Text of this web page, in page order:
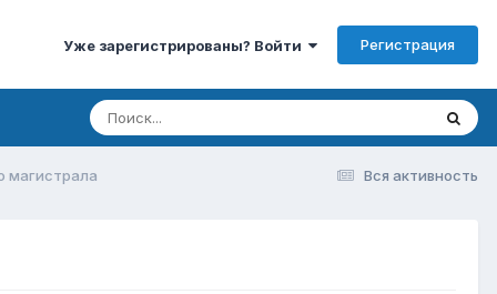
Уже зарегистрированы? Войти Регистрация
Вся активность
магистрала